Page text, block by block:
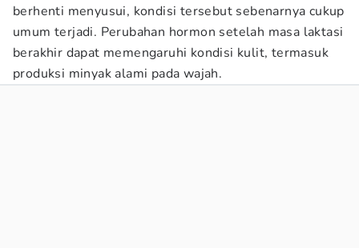
berhenti menyusui, kondisi tersebut sebenarnya cukup
umum terjadi. Perubahan hormon setelah masa laktasi
berakhir dapat memengaruhi kondisi kulit, termasuk
produksi minyak alami pada wajah.